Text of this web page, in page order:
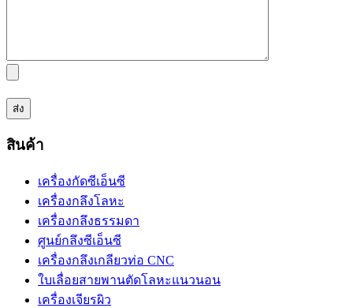
สินค้า
เครื่องกัดซีเอ็นซี
เครื่องกลึงโลหะ
เครื่องกลึงธรรมดา
ศูนย์กลึงซีเอ็นซี
เครื่องกลึงเกลียวท่อ CNC
ใบเลื่อยสายพานตัดโลหะแนวนอน
เครื่องเจียรผิว